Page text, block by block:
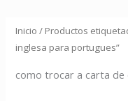
Inicio / Productos
inglesa para portugues”
como trocar a carta de